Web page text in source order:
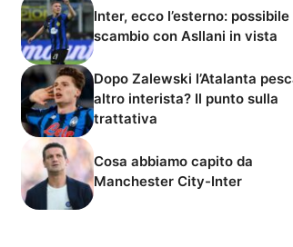
Inter, ecco l’esterno: possibile
scambio con Asllani in vista
Dopo Zalewski l’Atalanta
altro interista? Il punto sulla
trattativa
Cosa abbiamo capito da
Manchester City-Inter